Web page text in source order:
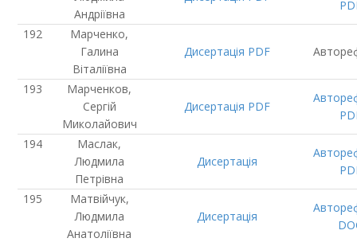
Андріївна
Марченко,
Галина
Віталіївна
Дисертація PDF
Марченков,
Сергій
Миколайович
Дисертація PDF
Маслак,
Людмила
Петрівна
Дисертація
Матвійчук,
Людмила
Анатоліївна
Дисертація